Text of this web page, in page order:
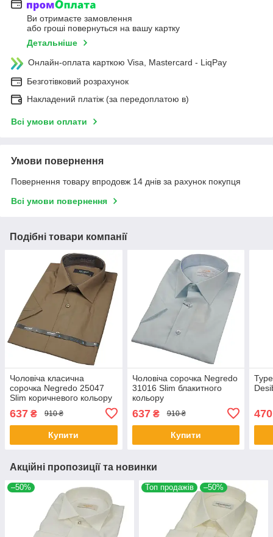
Ви отримаєте замовлення
або гроші повернуться на вашу картку
Детальніше
Онлайн-оплата карткою Visa, Mastercard - LiqPay
Безготівковий розрахунок
Накладений платіж (за передоплатою в)
Всі умови оплати
Умови повернення
Повернення товару впродовж 14 днів за рахунок покупця
Всі умови повернення
Подібні товари компанії
Чоловіча класична
сорочка Negredo 25047
Slim коричневого кольору
637 ₴ 910 ₴
Купити
Чоловіча сорочка Negredo
31016 Slim блакитного
кольору
637₴ 910 ₴
Купити
470
Акційні пропозиції та новинки
–50% Топ продажів –50%